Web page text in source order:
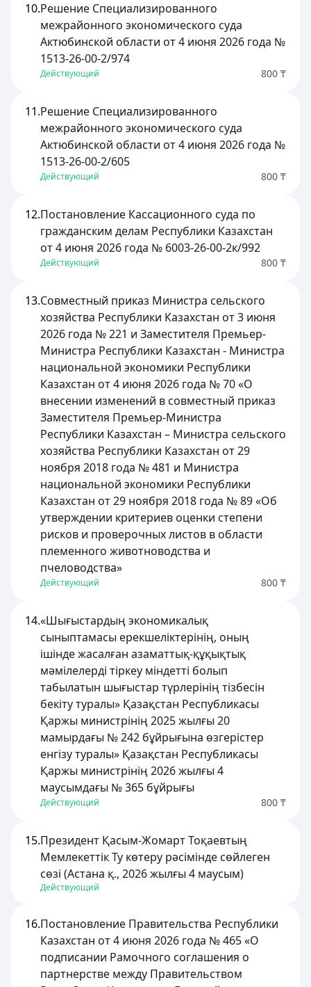
10.Решение Специализированного
межрайонного экономического суда
Актюбинской области от 4 июня 2026 года №
1513-26-00-2/974
Действующий 800 ₸
11.Решение Специализированного
межрайонного экономического суда
Актюбинской области от 4 июня 2026 года №
1513-26-00-2/605
Действующий 800 ₸
12.Постановление Кассационного суда по
гражданским делам Республики Казахстан
от 4 июня 2026 года № 6003-26-00-2к/992
Действующий 800 ₸
13.Совместный приказ Министра сельского
хозяйства Республики Казахстан от 3 июня
2026 года № 221 и Заместителя Премьер-
Министра Республики Казахстан - Министра
национальной экономики Республики
Казахстан от 4 июня 2026 года № 70 «О
внесении изменений в совместный приказ
Заместителя Премьер-Министра
Республики Казахстан – Министра сельского
хозяйства Республики Казахстан от 29
ноября 2018 года № 481 и Министра
национальной экономики Республики
Казахстан от 29 ноября 2018 года № 89 «Об
утверждении критериев оценки степени
рисков и проверочных листов в области
племенного животноводства и
пчеловодства»
Действующий 800 ₸
14.«Шығыстардың экономикалық
сыныптамасы ерекшеліктерінің, оның
ішінде жасалған азаматтық-құқықтық
мәмілелерді тіркеу міндетті болып
табылатын шығыстар түрлерінің тізбесін
бекіту туралы» Қазақстан Республикасы
Қаржы министрінің 2025 жылғы 20
мамырдағы № 242 бұйрығына өзгерістер
енгізу туралы» Қазақстан Республикасы
Қаржы министрінің 2026 жылғы 4
маусымдағы № 365 бұйрығы
Действующий 800 ₸
15.Президент Қасым-Жомарт Тоқаевтың
Мемлекеттік Ту көтеру рәсімінде сөйлеген
сөзі (Астана қ., 2026 жылғы 4 маусым)
Действующий
16.Постановление Правительства Республики
Казахстан от 4 июня 2026 года № 465 «О
подписании Рамочного соглашения о
партнерстве между Правительством